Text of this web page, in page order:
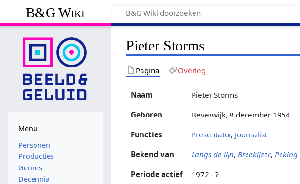
B&G Wiki
Pieter Storms
Pagina Overleg
Naam Pieter Storms
Geboren Beverwijk, 8 december 1954
Functies Presentator, Journalist
Bekend van Langs de lijn, Breekijzer, Peking
Periode actief 1972 - ?
Menu
Personen
Producties
Genres
Decennia